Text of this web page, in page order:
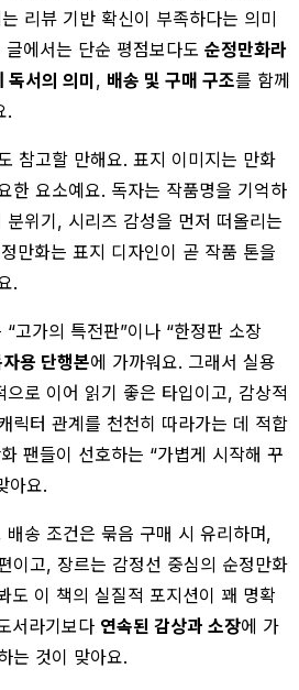
리뷰 기반 확신이 부족하다는 의미
에서는 단순 평점보다도 순정만화라
독서의 의미, 배송 및 구매 구조를 함께
.
참고할 만해요. 표지 이미지는 만화
한 요소예요. 독자는 작품명을 기억하
위기, 시리즈 감성을 먼저 떠올리는
만화는 표지 디자인이 곧 작품 톤을
.
고가의 특전판”이나 “한정판 소장
용 단행본에 가까워요. 그래서 실용
으로 이어 읽기 좋은 타입이고, 감상적
릭터 관계를 천천히 따라가는 데 적합
팬들이 선호하는 “가볍게 시작해 꾸
아요.
송 조건은 묶음 구매 시 유리하며,
이고, 장르는 감정선 중심의 순정만화
도 이 책의 실질적 포지션이 꽤 명확
서라기보다 연속된 감상과 소장에 가
는 것이 맞아요.